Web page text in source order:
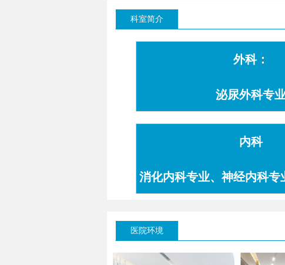
科室简介
外科：
泌尿外科专
内科
消化内科专业、神经内科专
医院环境